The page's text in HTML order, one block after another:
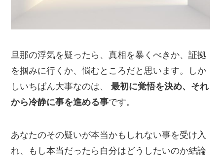
旦那の浮気を疑ったら、真相を暴くべきか、証拠
を掴みに行くか、悩むところだと思います。しか
しいちばん大事なのは、最初に覚悟を決め、それ
から冷静に事を進める事です。
あなたのその疑いが本当かもしれない事を受け入
れ、もし本当だったら自分はどうしたいのか結論